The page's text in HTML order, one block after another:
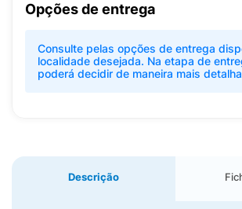
Opções de entrega
Consulte pelas opções de entrega
localidade desejada. Na etapa de
poderá decidir de maneira mais
Descrição